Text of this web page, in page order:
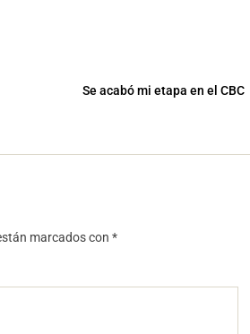
Se acabó mi etapa en el CBC
marcados con *